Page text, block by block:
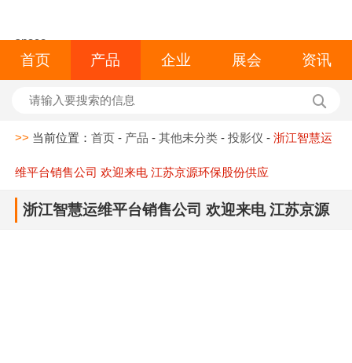
space
首页 产品 企业 展会 资讯
>> 当前位置：首页 - 产品 -其他未分类 -投影仪 -浙江智慧运
维平台销售公司 欢迎来电 江苏京源环保股份供应
浙江智慧运维平台销售公司 欢迎来电 江苏京源